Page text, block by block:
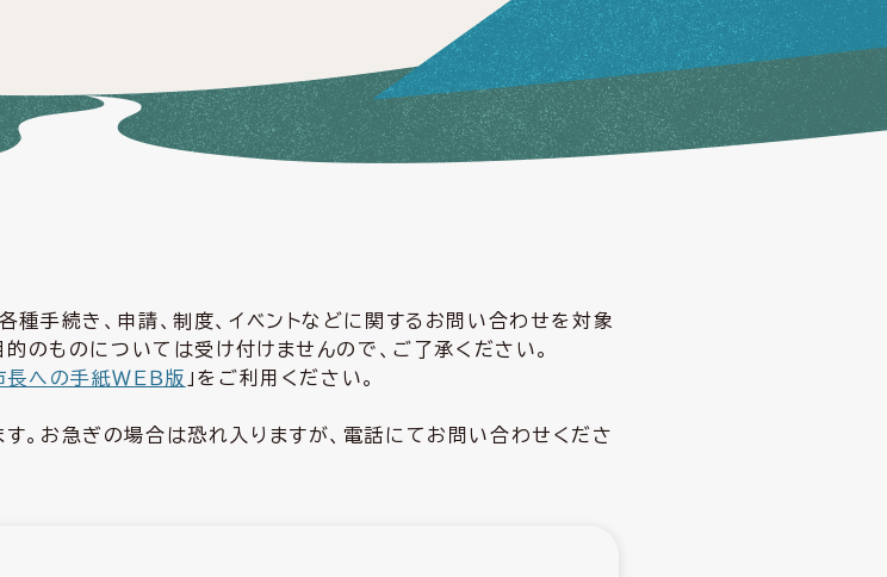
手続き、申請、制度、イベントなどに関するお問い合わせを対象
のものについては受け付けませんので、ご了承ください。
長への手紙ＷＥＢ版 」をご利用ください。
。お急ぎの場合は恐れ入りますが、電話にてお問い合わせくださ